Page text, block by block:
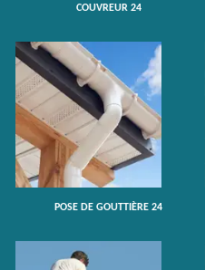
COUVREUR 24
POSE DE GOUTTIÈRE 24